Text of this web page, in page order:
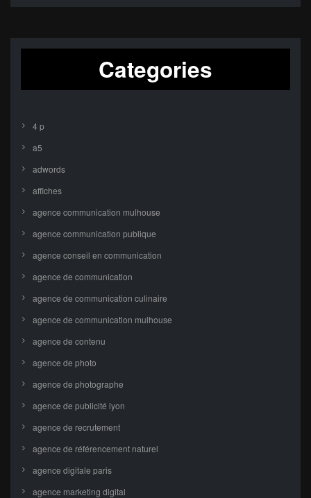
Categories
4 p
a5
adwords
affiches
agence communication mulhouse
agence communication publique
agence conseil en communication
agence de communication
agence de communication culinaire
agence de communication mulhouse
agence de contenu
agence de photo
agence de photographe
agence de publicité lyon
agence de recrutement
agence de référencement naturel
agence digitale paris
agence marketing digital